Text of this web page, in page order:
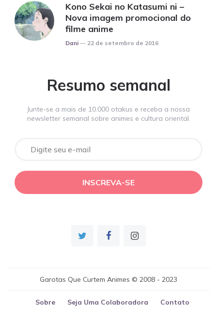
Kono Sekai no Katasumi ni –
Nova imagem promocional do
filme anime
Posted
Dani 22 de setembro de 2016
Resumo semanal
Junte-se a mais de 10.000 otakus e receba a nossa
newsletter semanal sobre animes e cultura oriental.
Garotas Que Curtem Animes © 2008 - 2023
Sobre Seja Uma Colaboradora Contato